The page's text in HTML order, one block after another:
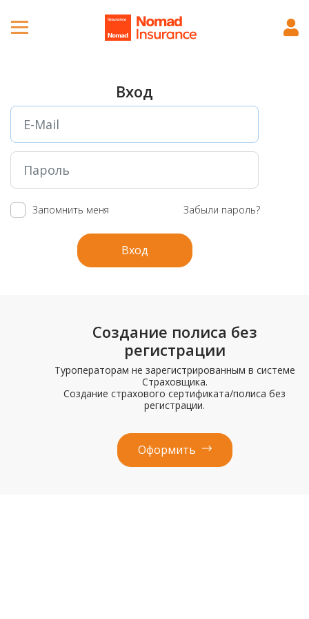
Вход
Запомнить меня Забыли пароль?
Вход
Создание полиса без
регистрации
Туроператорам не зарегистрированным в системе
Страховщика.
Создание страхового сертификата/полиса без
регистрации.
Оформить